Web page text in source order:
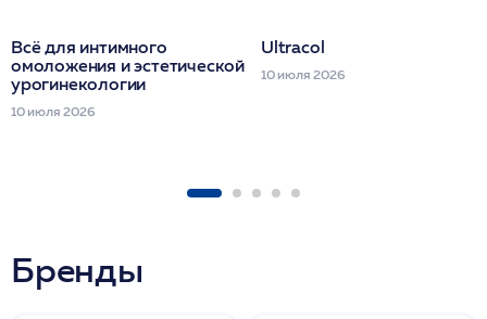
Всё для интимного
омоложения и эстетической
урогинекологии
10 июля 2026
Ultracol
10 июля 2026
Бренды